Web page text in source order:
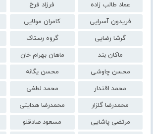
عماد طالب زاده
فرزاد فرخ
فریدون آسرایی
کامران مولایی
گرشا رضایی
گروه رستاک
ماکان بند
ماهان بهرام خان
محسن چاوشی
محسن یگانه
محمد اقتدار
محمد لطفی
محمدرضا گلزار
محمدرضا هدایتی
مرتضی پاشایی
مسعود صادقلو